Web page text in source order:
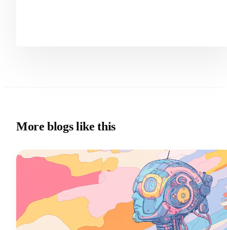
More blogs like this